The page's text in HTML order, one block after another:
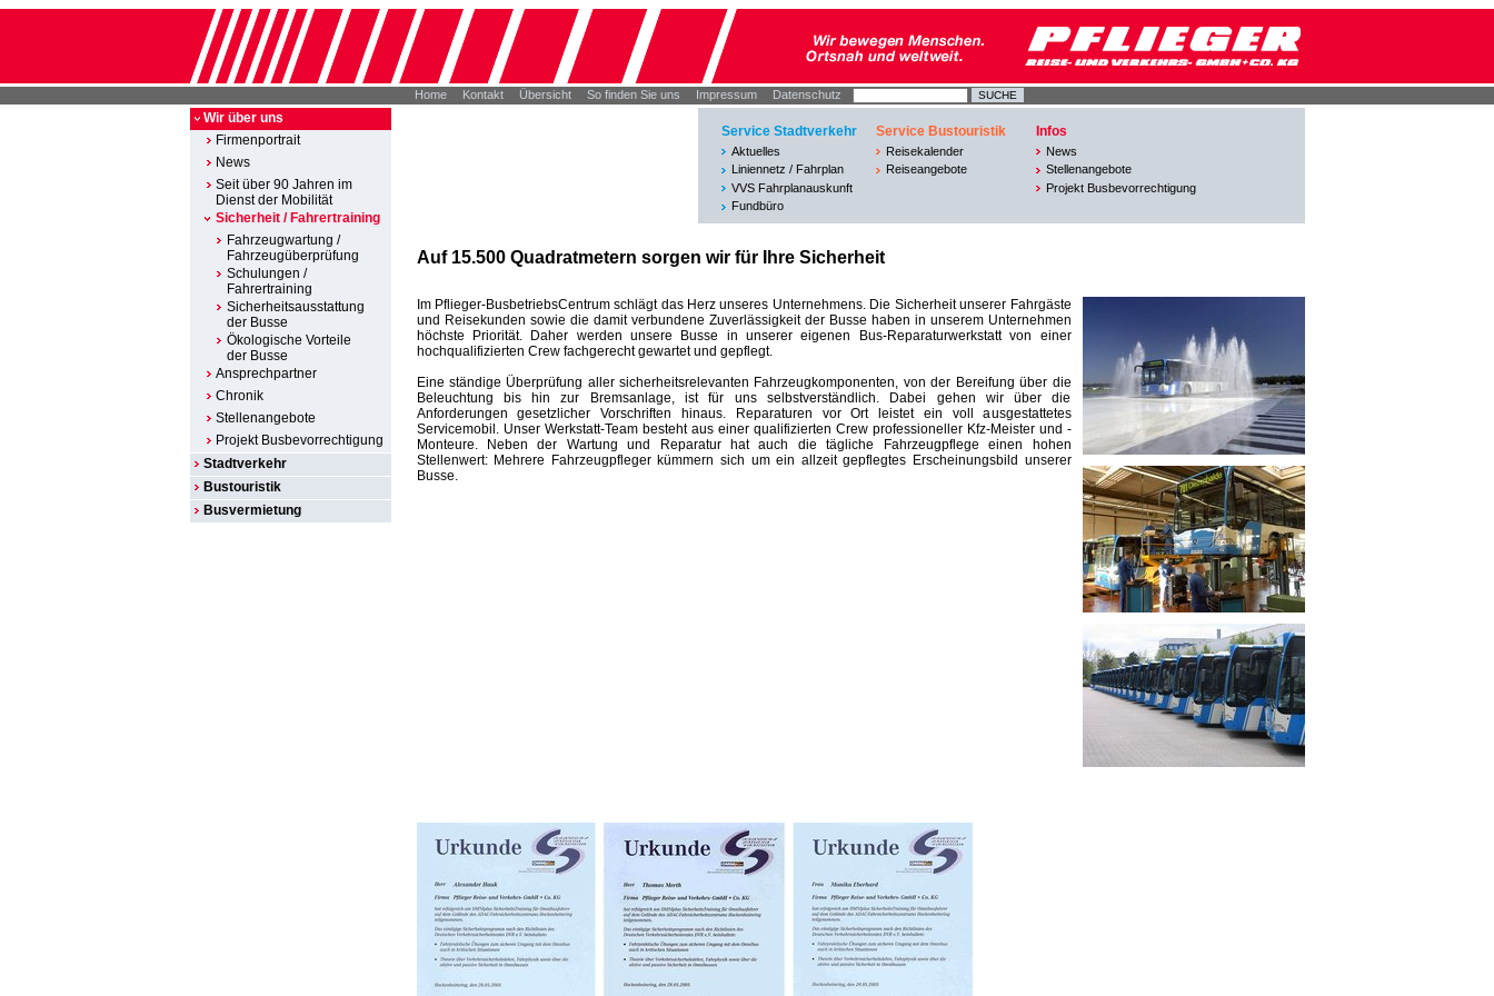
Home Kontakt Übersicht So finden Sie uns Impressum Datenschutz
Wir über uns
Firmenportrait
News
Seit über 90 Jahren im
Dienst der Mobilität
Sicherheit / Fahrertraining
Fahrzeugwartung /
Fahrzeugüberprüfung
Schulungen /
Fahrertraining
Sicherheitsausstattung
der Busse
Ökologische Vorteile
der Busse
Ansprechpartner
Chronik
Stellenangebote
Projekt Busbevorrechtigung
Stadtverkehr
Bustouristik
Busvermietung
Service Stadtverkehr
Aktuelles
Liniennetz / Fahrplan
VVS Fahrplanauskunft
Fundbüro
Service Bustouristik
Reisekalender
Reiseangebote
Infos
News
Stellenangebote
Projekt Busbevorrechtigung
Auf 15.500 Quadratmetern sorgen wir für Ihre Sicherheit
Im Pflieger-BusbetriebsCentrum schlägt das Herz unseres Unternehmens. Die Sicherheit unserer Fahrgäste
und Reisekunden sowie die damit verbundene Zuverlässigkeit der Busse haben in unserem Unternehmen
höchste Priorität. Daher werden unsere Busse in unserer eigenen Bus-Reparaturwerkstatt von einer
hochqualifizierten Crew fachgerecht gewartet und gepflegt.
Eine ständige Überprüfung aller sicherheitsrelevanten Fahrzeugkomponenten, von der Bereifung über die
Beleuchtung bis hin zur Bremsanlage, ist für uns selbstverständlich. Dabei gehen wir über die
Anforderungen gesetzlicher Vorschriften hinaus. Reparaturen vor Ort leistet ein voll ausgestattetes
Servicemobil. Unser Werkstatt-Team besteht aus einer qualifizierten Crew professioneller Kfz-Meister und -
Monteure. Neben der Wartung und Reparatur hat auch die tägliche Fahrzeugpflege einen hohen
Stellenwert: Mehrere Fahrzeugpfleger kümmern sich um ein allzeit gepflegtes Erscheinungsbild unserer
Busse.